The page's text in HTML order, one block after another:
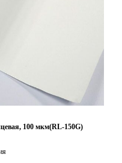
100 мкм(RL-150G)